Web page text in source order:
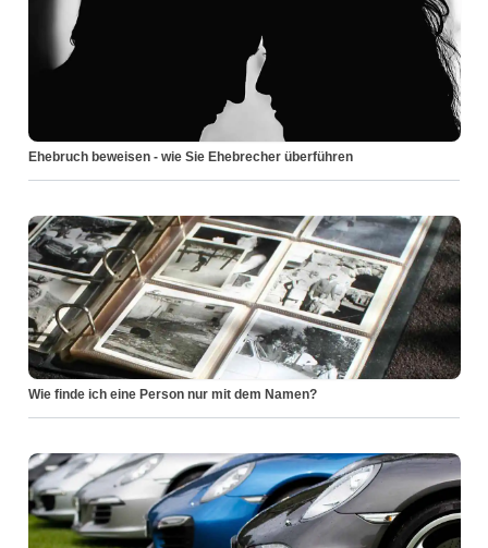
Ehebruch beweisen - wie Sie Ehebrecher überführen
Wie finde ich eine Person nur mit dem Namen?